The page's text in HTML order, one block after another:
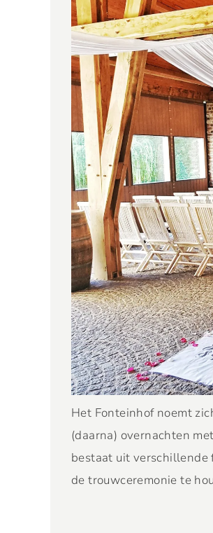
Het Fonteinhof noemt
(daarna) overnachten
bestaat uit verschillende
de trouwceremonie te